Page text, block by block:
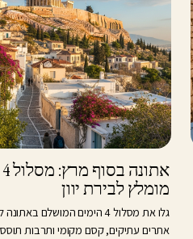
מומלץ לבירת יוון
גלו את מסלול 4 הימים המושלם
אתרים עתיקים, קסם מקומי ותרבות